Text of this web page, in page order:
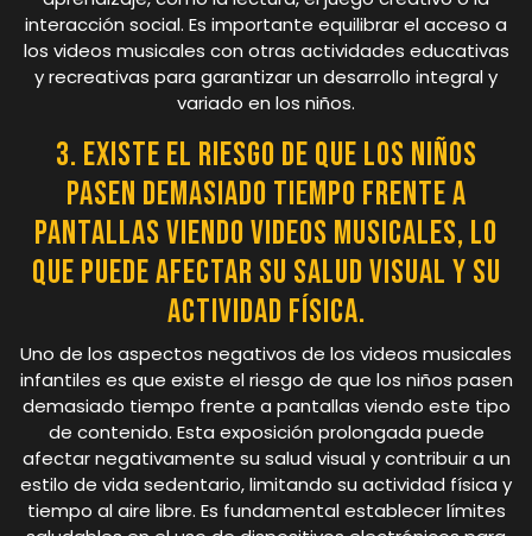
interacción social. Es importante equilibrar el acceso a
los videos musicales con otras actividades educativas
y recreativas para garantizar un desarrollo integral y
variado en los niños.
3. Existe el riesgo de que los niños
pasen demasiado tiempo frente a
pantallas viendo videos musicales, lo
que puede afectar su salud visual y su
actividad física.
Uno de los aspectos negativos de los videos musicales
infantiles es que existe el riesgo de que los niños pasen
demasiado tiempo frente a pantallas viendo este tipo
de contenido. Esta exposición prolongada puede
afectar negativamente su salud visual y contribuir a un
estilo de vida sedentario, limitando su actividad física y
tiempo al aire libre. Es fundamental establecer límites